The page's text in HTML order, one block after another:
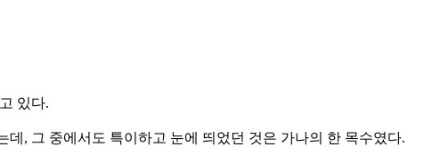
있다.
, 그 중에서도 특이하고 눈에 띄었던 것은 가나의 한 목수였다.